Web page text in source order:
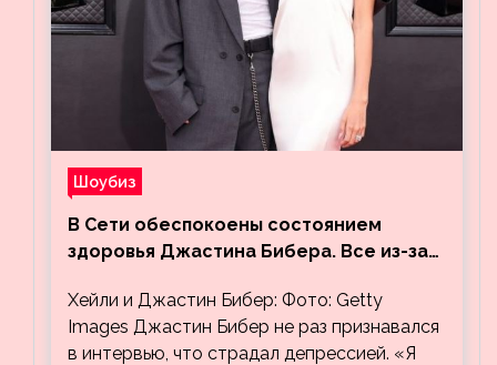
Шоубиз
В Сети обеспокоены состоянием
здоровья Джастина Бибера. Все из-за
Хейли
Хейли и Джастин Бибер: Фото: Getty
Images Джастин Бибер не раз признавался
в интервью, что страдал депрессией. «Я